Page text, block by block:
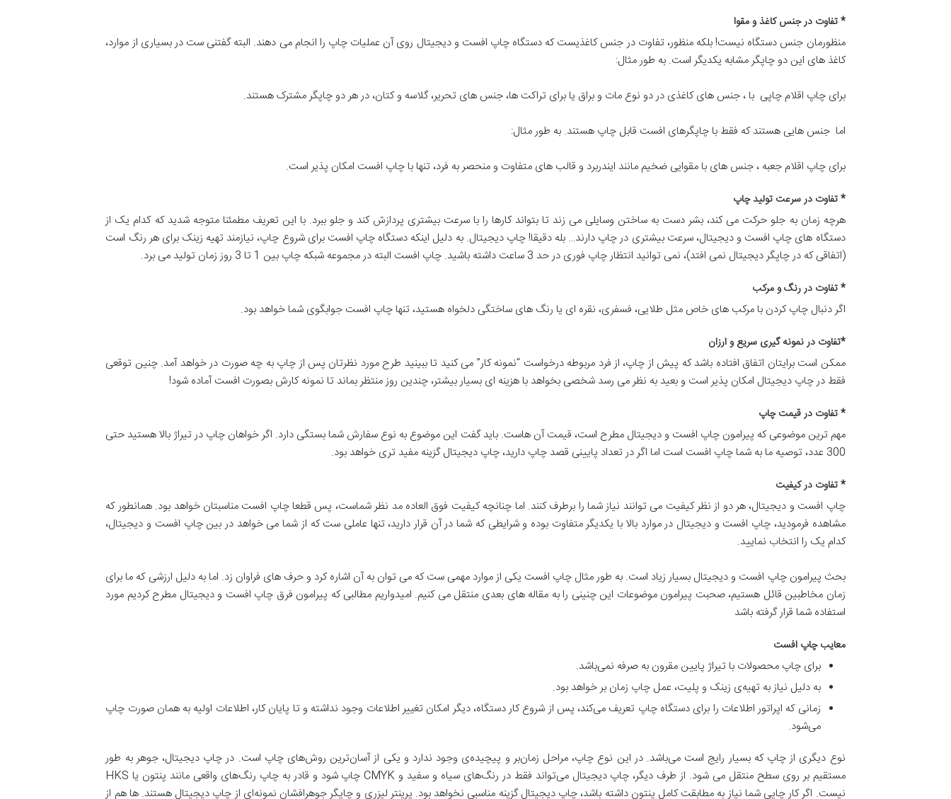
* تفاوت در جنس کاغذ و مقوا
منظورمان جنس دستگاه نیست! بلکه منظور، تفاوت در جنس کاغذیست که دستگاه چاپ افست و دیجیتال روی آن عملیات چاپ را انجام می دهند. البته گفتنی ست در بسیاری از موارد،
کاغذ های این دو چاپگر مشابه یکدیگر است. به طور مثال:
برای چاپ اقلام چاپی با ، جنس های کاغذی در دو نوع مات و براق یا برای تراکت ها، جنس های تحریر، گلاسه و کتان، در هر دو چاپگر مشترک هستند.
اما جنس هایی هستند که فقط با چاپگرهای افست قابل چاپ هستند. به طور مثال:
برای چاپ اقلام جعبه ، جنس های با مقوایی ضخیم مانند ایندربرد و قالب های متفاوت و منحصر به فرد، تنها با چاپ افست امکان پذیر است.
* تفاوت در سرعت تولید چاپ
هرچه زمان به جلو حرکت می کند، بشر دست به ساختن وسایلی می زند تا بتواند کارها را با سرعت بیشتری پردازش کند و جلو ببرد. با این تعریف مطمئنا متوجه شدید که کدام یک از
دستگاه های چاپ افست و دیجیتال، سرعت بیشتری در چاپ دارند… بله دقیقا! چاپ دیجیتال. به دلیل اینکه دستگاه چاپ افست برای شروع چاپ، نیازمند تهیه زینک برای هر رنگ است
(اتفاقی که در چاپگر دیجیتال نمی افتد)، نمی توانید انتظار چاپ فوری در حد 3 ساعت داشته باشید. چاپ افست البته در مجموعه شبکه چاپ بین 1 تا 3 روز زمان تولید می برد.
* تفاوت در رنگ و مرکب
اگر دنبال چاپ کردن با مرکب های خاص مثل طلایی، فسفری، نقره ای یا رنگ های ساختگی دلخواه هستید، تنها چاپ افست جوابگوی شما خواهد بود.
*تفاوت در نمونه گیری سریع و ارزان
ممکن است برایتان اتفاق افتاده باشد که پیش از چاپ، از فرد مربوطه درخواست “نمونه کار” می کنید تا ببینید طرح مورد نظرتان پس از چاپ به چه صورت در خواهد آمد. چنین توقعی
فقط در چاپ دیجیتال امکان پذیر است و بعید به نظر می رسد شخصی بخواهد با هزینه ای بسیار بیشتر، چندین روز منتظر بماند تا نمونه کارش بصورت افست آماده شود!
* تفاوت در قیمت چاپ
مهم ترین موضوعی که پیرامون چاپ افست و دیجیتال مطرح است، قیمت آن هاست. باید گفت این موضوع به نوع سفارش شما بستگی دارد. اگر خواهان چاپ در تیراژ بالا هستید حتی
300 عدد، توصیه ما به شما چاپ افست است اما اگر در تعداد پایینی قصد چاپ دارید، چاپ دیجیتال گزینه مفید تری خواهد بود.
* تفاوت در کیفیت
چاپ افست و دیجیتال، هر دو از نظر کیفیت می توانند نیاز شما را برطرف کنند. اما چنانچه کیفیت فوق العاده مد نظر شماست، پس قطعا چاپ افست مناسبتان خواهد بود. همانطور که
مشاهده فرمودید، چاپ افست و دیجیتال در موارد بالا با یکدیگر متفاوت بوده و شرایطی که شما در آن قرار دارید، تنها عاملی ست که از شما می خواهد در بین چاپ افست و دیجیتال،
کدام یک را انتخاب نمایید.
بحث پیرامون چاپ افست و دیجیتال بسیار زیاد است. به طور مثال چاپ افست یکی از موارد مهمی ست که می توان به آن اشاره کرد و حرف های فراوان زد. اما به دلیل ارزشی که ما برای
زمان مخاطبین قائل هستیم، صحبت پیرامون موضوعات این چنینی را به مقاله های بعدی منتقل می کنیم. امیدواریم مطالبی که پیرامون فرق چاپ افست و دیجیتال مطرح کردیم مورد
استفاده شما قرار گرفته باشد
معایب چاپ افست
برای چاپ محصولات با تیراژ پایین مقرون به صرفه نمی‌باشد.
به دلیل نیاز به تهیه‌ی زینک و پلیت، عمل چاپ زمان بر خواهد بود.
زمانی که اپراتور اطلاعات را برای دستگاه چاپ تعریف می‌کند، پس از شروع کار دستگاه، دیگر امکان تغییر اطلاعات وجود نداشته و تا پایان کار، اطلاعات اولیه به همان صورت چاپ
می‌شود.
نوع دیگری از چاپ که بسیار رایج است می‌باشد. در این نوع چاپ، مراحل زمان‌بر و پیچیده‌ی وجود ندارد و یکی از آسان‌ترین روش‌های چاپ است. در چاپ دیجیتال، جوهر به طور
مستقیم بر روی سطح منتقل می شود. از طرف دیگر، چاپ دیجیتال می‌تواند فقط در رنگ‌های سیاه و سفید و CMYK چاپ شود و قادر به چاپ رنگ‌های واقعی مانند پنتون یا HKS
نیست. اگر کار چاپی شما نیاز به مطابقت کامل پنتون داشته باشد، چاپ دیجیتال گزینه مناسبی نخواهد بود. پرینتر لیزری و چاپگر جوهرافشان نمونه‌ای از چاپ دیجیتال هستند. ها هم از